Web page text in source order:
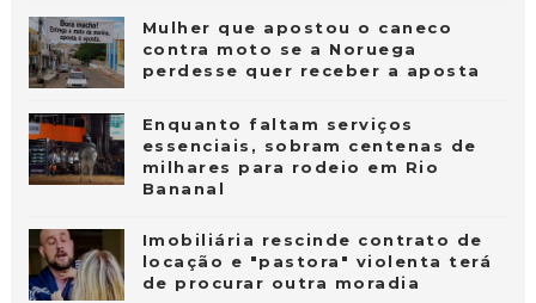
Mulher que apostou o caneco
contra moto se a Noruega
perdesse quer receber a aposta
Enquanto faltam serviços
essenciais, sobram centenas de
milhares para rodeio em Rio
Bananal
Imobiliária rescinde contrato de
locação e "pastora" violenta terá
de procurar outra moradia